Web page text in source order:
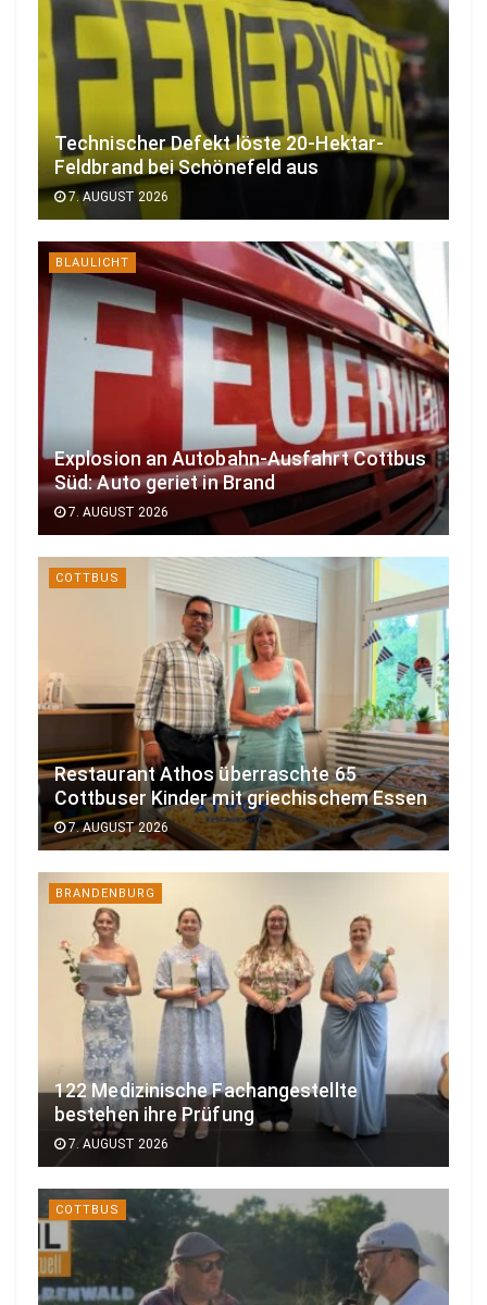
Technischer Defekt löste 20-Hektar-
Feldbrand bei Schönefeld aus
7. AUGUST 2026
BLAULICHT
Explosion an Autobahn-Ausfahrt Cottbus
Süd: Auto geriet in Brand
7. AUGUST 2026
COTTBUS
Restaurant Athos überraschte 65
Cottbuser Kinder mit griechischem Essen
7. AUGUST 2026
BRANDENBURG
122 Medizinische Fachangestellte
bestehen ihre Prüfung
7. AUGUST 2026
COTTBUS